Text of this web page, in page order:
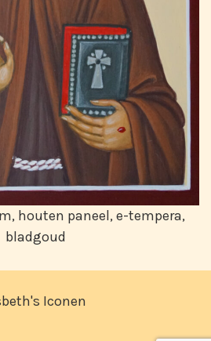
houten paneel, e-tempera,
bladgoud
Iconen